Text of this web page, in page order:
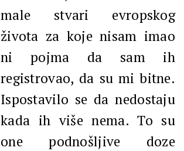
male stvari evropskog
života za koje nisam imao
ni pojma da sam ih
registrovao, da su mi bitne.
Ispostavilo se da nedostaju
kada ih više nema. To su
one podnošljive doze